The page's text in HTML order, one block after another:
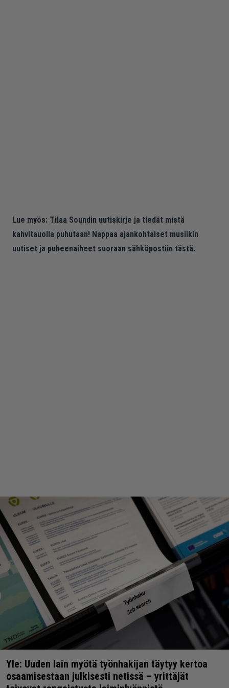
Lue myös: Tilaa Soundin uutiskirje ja tiedät mistä
kahvitauolla puhutaan! Nappaa ajankohtaiset musiikin
uutiset ja puheenaiheet suoraan sähköpostiin tästä.
Yle: Uuden lain myötä työnhakijan täytyy kertoa
osaamisestaan julkisesti netissä – yrittäjät